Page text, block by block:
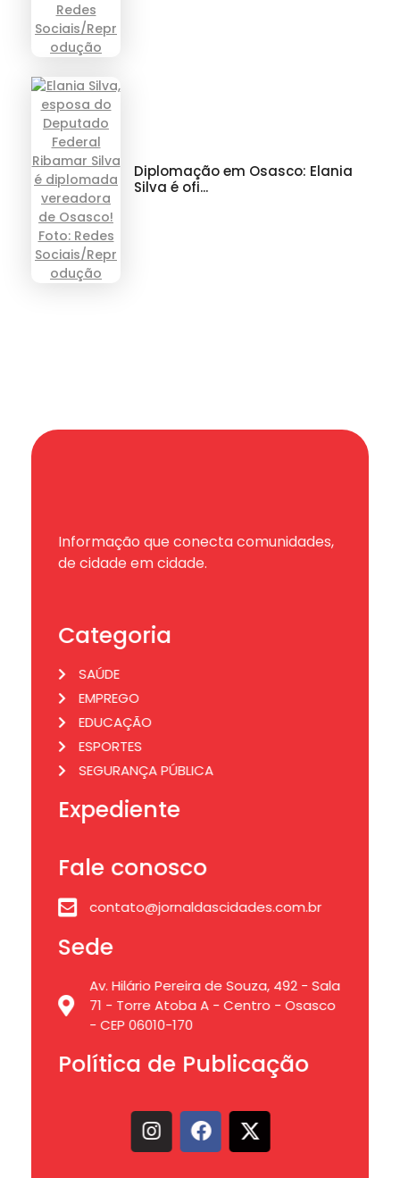
Diplomação em Osasco: Elania
Silva é ofi...
Informação que conecta comunidades,
de cidade em cidade.
Categoria
SAÚDE
EMPREGO
EDUCAÇÃO
ESPORTES
SEGURANÇA PÚBLICA
Expediente
Fale conosco
contato@jornaldascidades.com.br
Sede
Av. Hilário Pereira de Souza, 492 - Sala
71 - Torre Atoba A - Centro - Osasco
- CEP 06010-170
Política de Publicação